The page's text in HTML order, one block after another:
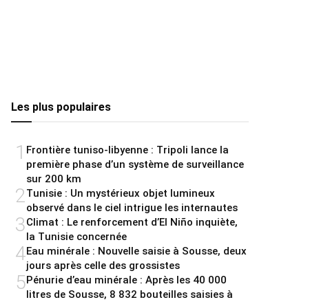
Les plus populaires
1 Frontière tuniso-libyenne : Tripoli lance la
première phase d’un système de surveillance
sur 200 km
2Tunisie : Un mystérieux objet lumineux
observé dans le ciel intrigue les internautes
3Climat : Le renforcement d’El Niño inquiète,
la Tunisie concernée
4Eau minérale : Nouvelle saisie à Sousse, deux
jours après celle des grossistes
5Pénurie d’eau minérale : Après les 40 000
litres de Sousse, 8 832 bouteilles saisies à